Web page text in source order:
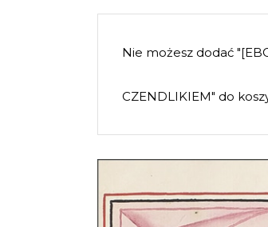
Nie możesz dodać
CZENDLIKIEM" do